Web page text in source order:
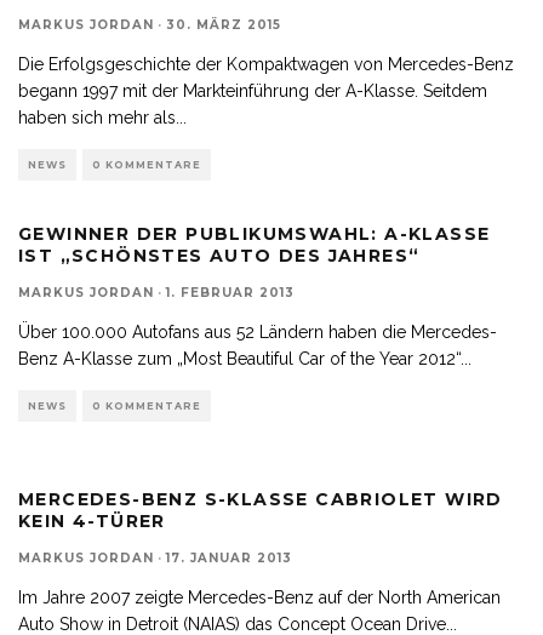
MARKUS JORDAN · 30. MÄRZ 2015
Die Erfolgsgeschichte der Kompaktwagen von Mercedes-Benz
begann 1997 mit der Markteinführung der A-Klasse. Seitdem
haben sich mehr als
NEWS 0 KOMMENTARE
GEWINNER DER PUBLIKUMSWAHL: A-KLASSE
IST „SCHÖNSTES AUTO DES JAHRES“
MARKUS JORDAN · 1. FEBRUAR 2013
Über 100.000 Autofans aus 52 Ländern haben die Mercedes-
Benz A-Klasse zum „Most Beautiful Car of the Year 2012“
NEWS 0 KOMMENTARE
MERCEDES-BENZ S-KLASSE CABRIOLET WIRD
KEIN 4-TÜRER
MARKUS JORDAN · 17. JANUAR 2013
Im Jahre 2007 zeigte Mercedes-Benz auf der North American
Auto Show in Detroit (NAIAS) das Concept Ocean Drive